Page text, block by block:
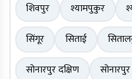
शिवपुर
श्यामपुकुर
सिंगूर
सिताई
सोनारपुर दक्षिण
सोनारपुर